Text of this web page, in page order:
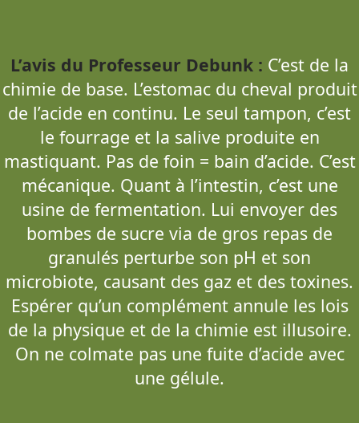
L’avis du Professeur Debunk : C’est de la
chimie de base. L’estomac du cheval produit
de l’acide en continu. Le seul tampon, c’est
le fourrage et la salive produite en
mastiquant. Pas de foin = bain d’acide. C’est
mécanique. Quant à l’intestin, c’est une
usine de fermentation. Lui envoyer des
bombes de sucre via de gros repas de
granulés perturbe son pH et son
microbiote, causant des gaz et des toxines.
Espérer qu’un complément annule les lois
de la physique et de la chimie est illusoire.
On ne colmate pas une fuite d’acide avec
une gélule.